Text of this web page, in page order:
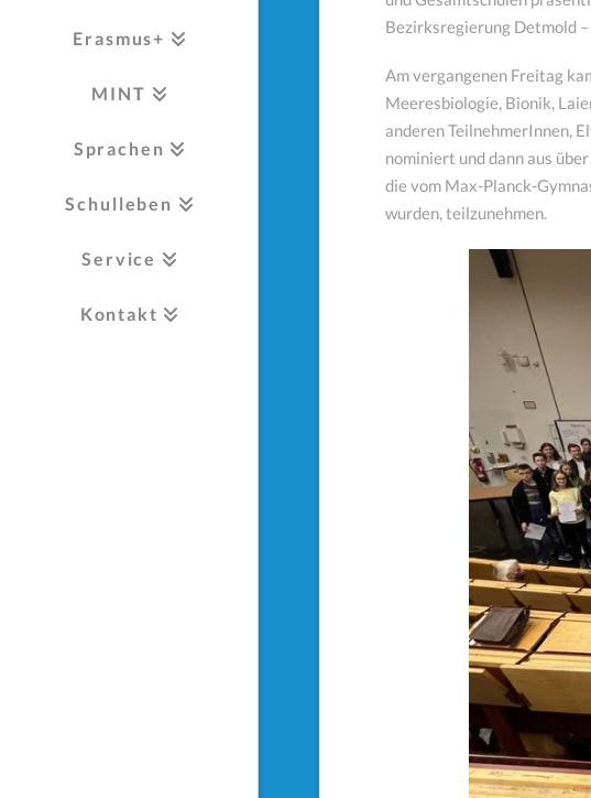
Erasmus+
MINT
Sprachen
Schulleben
Service
Kontakt
Bezirksregierung Detmold
Am vergangenen Freitag
Meeresbiologie, Bionik,
anderen TeilnehmerInnen,
nominiert und dann aus
die vom Max-Planck-
wurden, teilzunehmen.